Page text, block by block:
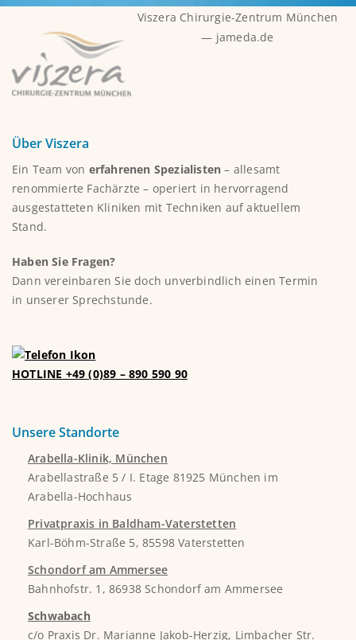
Viszera Chirurgie-Zentrum München
— jameda.de
Über Viszera
Ein Team von erfahrenen Spezialisten – allesamt
renommierte Fachärzte – operiert in hervorragend
ausgestatteten Kliniken mit Techniken auf aktuellem
Stand.
Haben Sie Fragen?
Dann vereinbaren Sie doch unverbindlich einen Termin
in unserer Sprechstunde.
HOTLINE +49 (0)89 – 890 590 90
Unsere Standorte
Arabella-Klinik, München
Arabellastraße 5 / I. Etage 81925 München im
Arabella-Hochhaus
Privatpraxis in Baldham-Vaterstetten
Karl-Böhm-Straße 5, 85598 Vaterstetten
Schondorf am Ammersee
Bahnhofstr. 1, 86938 Schondorf am Ammersee
Schwabach
c/o Praxis Dr. Marianne Jakob-Herzig, Limbacher Str.